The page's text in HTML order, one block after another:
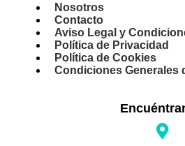
Nosotros
Contacto
Aviso Legal y
Política de Privacidad
Política de Cookies
Condiciones Generales